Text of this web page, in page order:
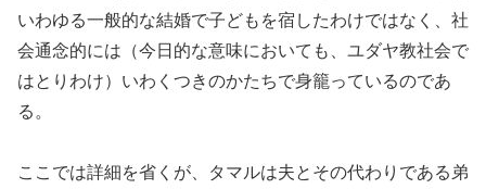
いわゆる一般的な結婚で子どもを宿したわけではなく、社
会通念的には（今日的な意味においても、ユダヤ教社会で
はとりわけ）いわくつきのかたちで身籠っているのであ
る。
ここでは詳細を省くが、タマルは夫とその代わりである弟